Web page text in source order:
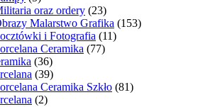
oraz ordery (23)
Malarstwo Grafika (153)
i Fotografia (11)
Ceramika (77)
(36)
(39)
Ceramika Szkło (81)
(2)